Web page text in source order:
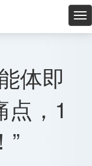
星
体即
，1
”